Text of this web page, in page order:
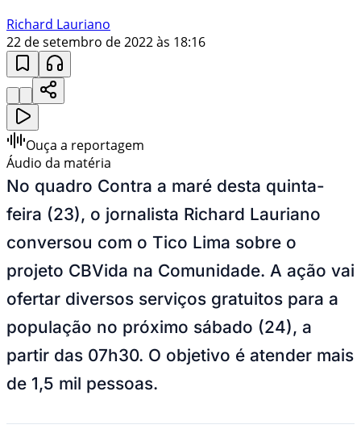
Richard Lauriano
22 de setembro de 2022 às 18:16
Ouça a reportagem
Áudio da matéria
No quadro Contra a maré desta quinta-
feira (23), o jornalista Richard Lauriano
conversou com o Tico Lima sobre o
projeto CBVida na Comunidade. A ação vai
ofertar diversos serviços gratuitos para a
população no próximo sábado (24), a
partir das 07h30. O objetivo é atender mais
de 1,5 mil pessoas.